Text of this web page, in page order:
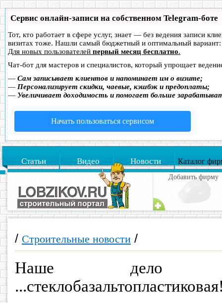
Сервис онлайн-записи на собственном Telegram-боте
Тот, кто работает в сфере услуг, знает — без ведения записи
визитах тоже. Нашли самый бюджетный и оптимальный
Для новых пользователей первый месяц бесплатно.
Чат-бот для мастеров и специалистов, который упрощает
— Сам записывает клиентов и напоминает им о визите;
— Персонализирует скидки, чаевые, кэшбэк и предоплаты;
— Увеличивает доходимость и помогает больше
Начать пользоваться сервисом
Статьи Видео Новости Каталог
Добавить фирму
/ Строительные новости /
Наше дело